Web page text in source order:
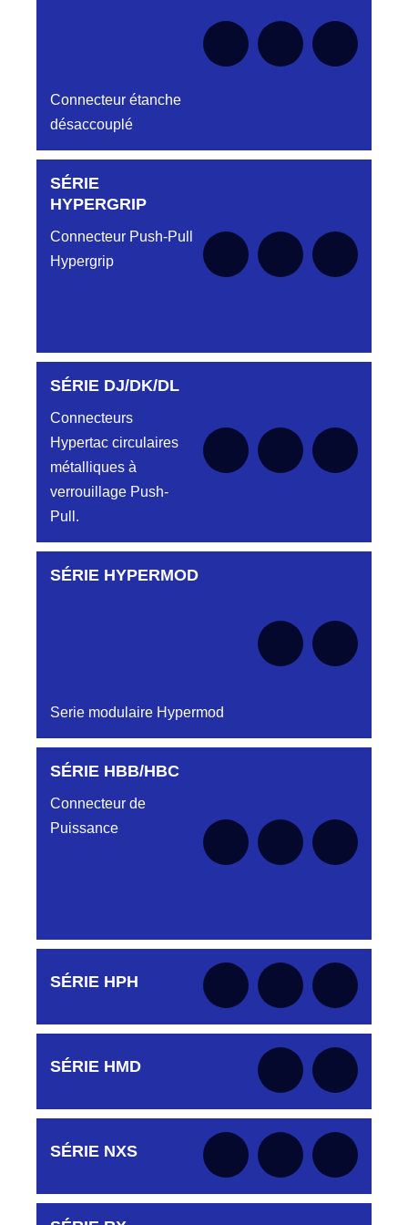
Connecteur étanche
désaccouplé
Aucune pièce disponible pour cette série pour
SÉRIE
HYPERGRIP
Connecteur Push-Pull
Hypergrip
Aucune pièce disponible pour cette série pour
SÉRIE DJ/DK/DL
Connecteurs
Hypertac circulaires
métalliques à
verrouillage Push-
Pull.
Aucune pièce disponible pour cette série pour
SÉRIE HYPERMOD
Serie modulaire Hypermod
Aucune pièce disponible pour cette série pour
SÉRIE HBB/HBC
Connecteur de
Puissance
Aucune pièce disponible pour cette série pour
le moment
SÉRIE HPH
Aucune pièce disponible pour cette série pour
SÉRIE HMD
Aucune pièce disponible pour cette série pour
le moment
SÉRIE NXS